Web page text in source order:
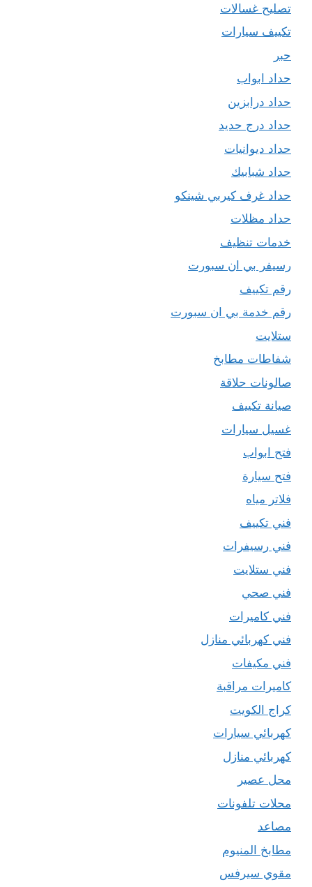
تصليح غسالات
تكييف سيارات
حبر
حداد ابواب
حداد درابزين
حداد درج حديد
حداد ديوانيات
حداد شبابيك
حداد غرف كيربي شينكو
حداد مظلات
خدمات تنظيف
رسيفر بي ان سبورت
رقم تكييف
رقم خدمة بي ان سبورت
ستلايت
شفاطات مطابخ
صالونات حلاقة
صيانة تكييف
غسيل سيارات
فتح ابواب
فتح سيارة
فلاتر مياه
فني تكييف
فني رسيفرات
فني ستلايت
فني صحي
فني كاميرات
فني كهربائي منازل
فني مكيفات
كاميرات مراقبة
كراج الكويت
كهربائي سيارات
كهربائي منازل
محل عصير
محلات تلفونات
مصاعد
مطابخ المنيوم
مقوي سيرفس